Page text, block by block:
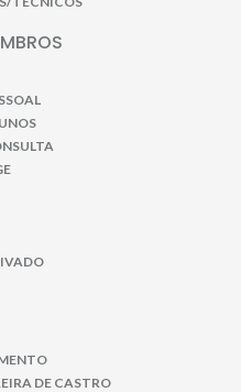
DE CASTRO